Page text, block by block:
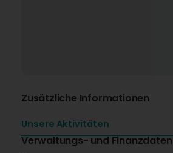
Zusätzliche Informationen
Unsere Aktivitäten
Verwaltungs- und Finanzdaten